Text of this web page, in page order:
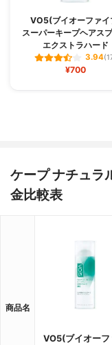
VO5(ブイオーファイ
スーパーキープヘアス
エクストラハード
3.94
¥700
ケープ ナチュラ
金比較表
商品名
VO5(ブイオーフ